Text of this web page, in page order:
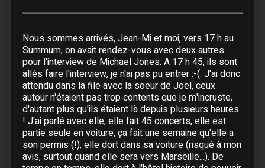
24 Septembre :Caen- Zénith
25 Septembre :Caen - Zénith
26 Septembre : Angers - Amphitea 4000
27 Septembre :Orléans- Zénith
28 Septembre :Orléans- Zénith
30 Septembre : Paris- Zénith
Octobre
01 Octobre : Paris- Zénith
Nous sommes arrivés, Jean-Mi et moi, vers 17 h au
Summum, on avait rendez-vous avec deux autres
pour l'interview de Michael Jones. A 17 h 45, ils sont
allés faire l'interview, je n'ai pas pu entrer :-(. J'ai donc
attendu dans la file avec la soeur de Joël, ceux
autour n'étaient pas trop contents que je m'incruste,
d'autant plus qu'ils étaient là depuis plusieurs heures
! J'ai parlé avec elle, elle fait 45 concerts, elle est
partie seule en voiture, ça fait une semaine qu'elle a
son permis (!), elle dort dans sa voiture (risqué à mon
avis, surtout quand elle sera vers Marseille...). De